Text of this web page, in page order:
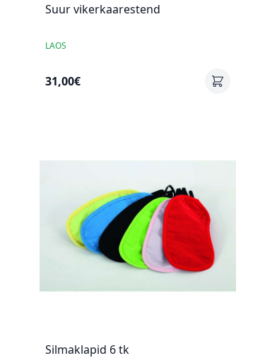
Suur vikerkaarestend
LAOS
31,00€
Silmaklapid 6 tk